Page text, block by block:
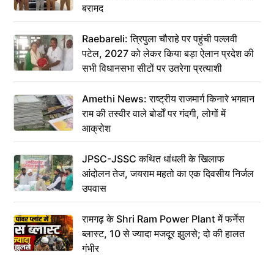
बरामद
Raebareli: त्रिपुला चौराहे पर पहुंची पल्लवी
पटेल, 2027 को लेकर किया बड़ा ऐलान प्रदेश की
सभी विधानसभा सीटों पर उतरेगा प्रत्याशी
Amethi News: राष्ट्रीय राजमार्ग किनारे भगवान
राम की तस्वीर वाले बोर्डों पर गंदगी, लोगों में
आक्रोश
JPSC-JSSC कथित धांधली के खिलाफ
आंदोलन तेज, जयराम महतो का एक दिवसीय निर्जल
उपवास
रामगढ़ के Shri Ram Power Plant में फर्नेस
ब्लास्ट, 10 से ज्यादा मजदूर झुलसे; दो की हालत
गंभीर